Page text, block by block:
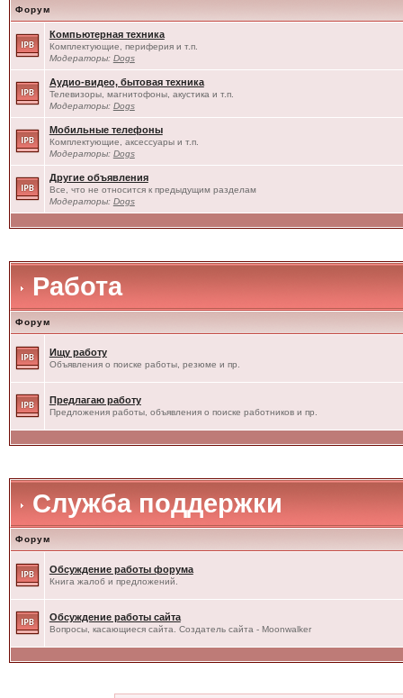
Форум
Компьютерная техника
Комплектующие, периферия и т.п.
Модераторы: Dogs
Аудио-видео, бытовая техника
Телевизоры, магнитофоны, акустика и т.п.
Модераторы: Dogs
Мобильные телефоны
Комплектующие, аксессуары и т.п.
Модераторы: Dogs
Другие объявления
Все, что не относится к предыдущим разделам
Модераторы: Dogs
Работа
Форум
Ищу работу
Объявления о поиске работы, резюме и пр.
Предлагаю работу
Предложения работы, объявления о поиске работников и пр.
Служба поддержки
Форум
Обсуждение работы форума
Книга жалоб и предложений.
Обсуждение работы сайта
Вопросы, касающиеся сайта. Создатель сайта - Moonwalker